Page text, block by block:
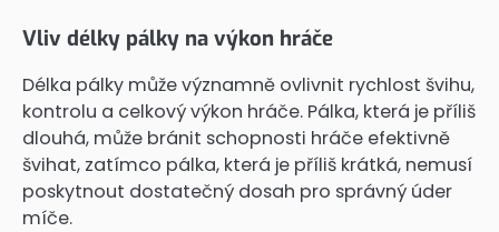
Vliv délky pálky na výkon hráče
Délka pálky může významně ovlivnit rychlost švihu,
kontrolu a celkový výkon hráče. Pálka, která je příliš
dlouhá, může bránit schopnosti hráče efektivně
švihat, zatímco pálka, která je příliš krátká, nemusí
poskytnout dostatečný dosah pro správný úder
míče.